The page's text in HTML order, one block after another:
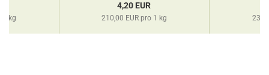
1 kg
4,20 EUR
210,00 EUR pro 1 kg